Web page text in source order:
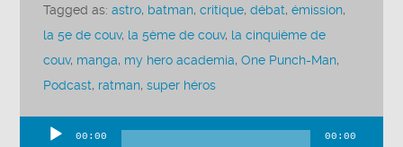
Tagged as:astro, batman,critique,débat,émission,
la 5e de couv, la 5ème de couv, la cinquième de
couv, manga, my hero academia,One Punch-Man,
Podcast, ratman,super héros
00:00 00:00